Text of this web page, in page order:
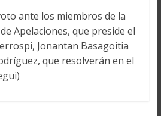
ante los miembros de la
Apelaciones, que preside el
Jonantan Basagoitia
que resolverán en el